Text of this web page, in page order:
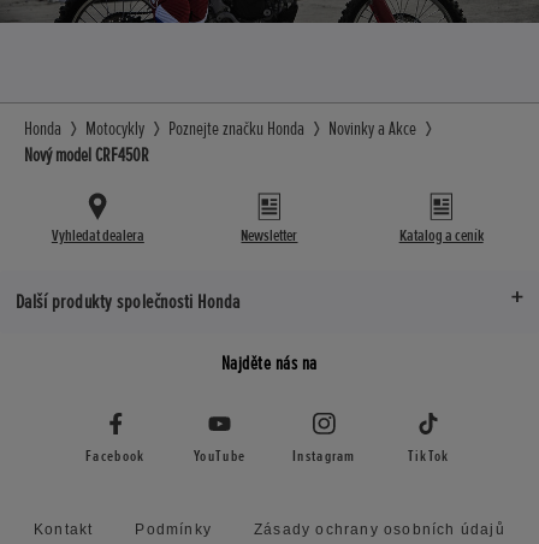
Honda Motocykly Poznejte značku Honda
Novinky a Akce
Nový model CRF450R
Vyhledat dealera Newsletter Katalog a ceník
Další produkty společnosti Honda
Najděte nás na
Facebook YouTube Instagram TikTok
Kontakt Podmínky Zásady ochrany osobních údajů